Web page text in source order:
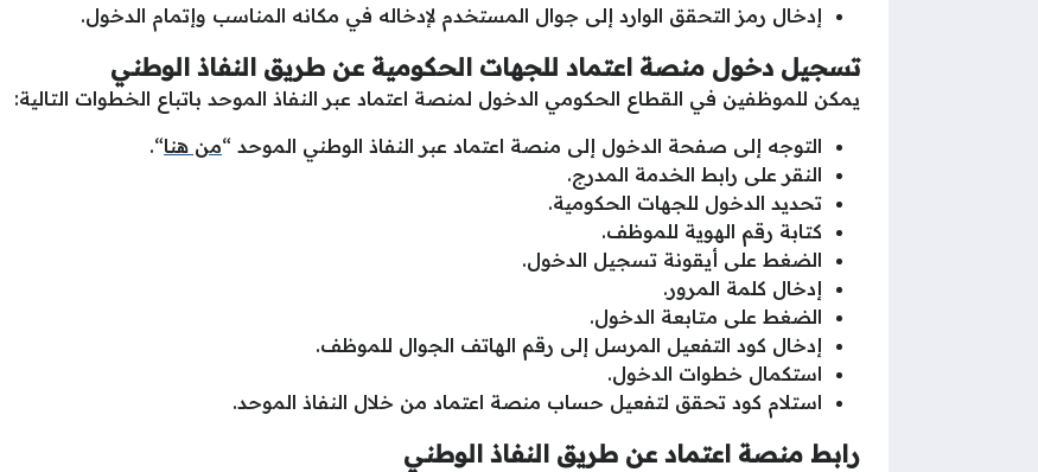
إدخال رمز التحقق الوارد إلى جوال المستخدم لإدخاله في مكانه المناسب وإتمام الدخول.
تسجيل دخول منصة اعتماد للجهات الحكومية عن طريق النفاذ الوطني
يمكن للموظفين في القطاع الحكومي الدخول لمنصة اعتماد عبر النفاذ الموحد باتباع الخطوات التالية:
التوجه إلى صفحة الدخول إلى منصة اعتماد عبر النفاذ الوطني الموحد “من هنا“.
النقر على رابط الخدمة المدرج.
تحديد الدخول للجهات الحكومية.
كتابة رقم الهوية للموظف.
الضغط على أيقونة تسجيل الدخول.
إدخال كلمة المرور.
الضغط على متابعة الدخول.
إدخال كود التفعيل المرسل إلى رقم الهاتف الجوال للموظف.
استكمال خطوات الدخول.
استلام كود تحقق لتفعيل حساب منصة اعتماد من خلال النفاذ الموحد.
رابط منصة اعتماد عن طريق النفاذ الوطني